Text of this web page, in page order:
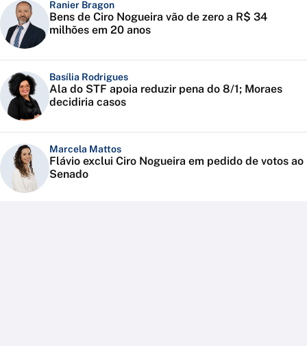
Ranier Bragon
Bens de Ciro Nogueira vão de zero a R$ 34
milhões em 20 anos
Basília Rodrigues
Ala do STF apoia reduzir pena do 8/1; Moraes
decidiria casos
Marcela Mattos
Flávio exclui Ciro Nogueira em pedido de votos ao
Senado